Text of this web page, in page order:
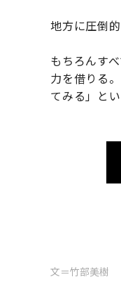
地方に圧倒
もちろんす
力を借りる
てみる」と
文＝竹部美樹